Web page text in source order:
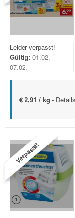
Leider verpasst!
Gültig: 01.02. -
07.02.
€ 2,91 / kg -
Verpasst!